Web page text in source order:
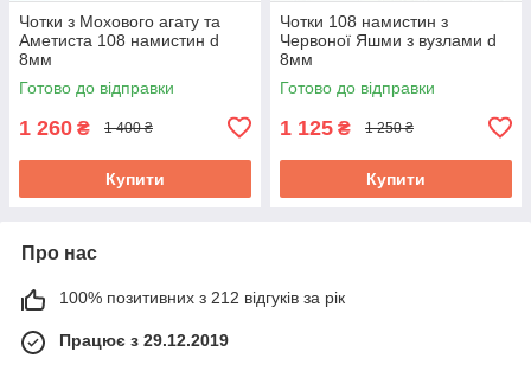
Чотки з Мохового агату та
Аметиста 108 намистин d
8мм
Готово до відправки
1 260 ₴ 1 400 ₴
Купити
Чотки 108 намистин з
Червоної Яшми з вузлами d
8мм
Готово до відправки
1 125 ₴ 1 250 ₴
Купити
Про нас
100% позитивних з 212 відгуків за рік
Працює з 29.12.2019